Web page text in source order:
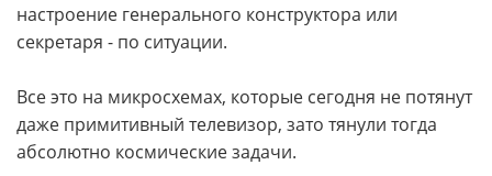
настроение генерального конструктора или
секретаря - по ситуации.
Все это на микросхемах, которые сегодня не потянут
даже примитивный телевизор, зато тянули тогда
абсолютно космические задачи.